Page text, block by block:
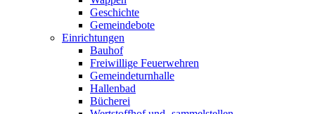
Geschichte
Gemeindebote
Einrichtungen
Bauhof
Freiwillige Feuerwehren
Gemeindeturnhalle
Hallenbad
Bücherei